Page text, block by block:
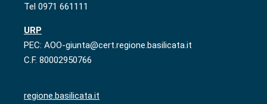
Tel 0971 661111
URP
PEC: AOO-giunta@cert.regione.basilicata.it
C.F. 80002950766
regione.basilicata.it